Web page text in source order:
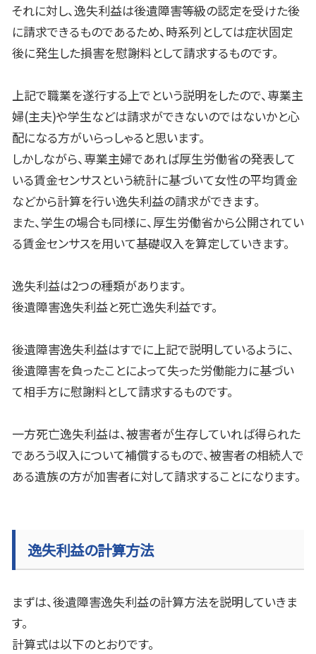
それに対し、逸失利益は後遺障害等級の認定を受けた後
に請求できるものであるため、時系列としては症状固定
後に発生した損害を慰謝料として請求するものです。
上記で職業を遂行する上でという説明をしたので、専業主
婦(主夫)や学生などは請求ができないのではないかと心
配になる方がいらっしゃると思います。
しかしながら、専業主婦であれば厚生労働省の発表して
いる賃金センサスという統計に基づいて女性の平均賃金
などから計算を行い逸失利益の請求ができます。
また、学生の場合も同様に、厚生労働省から公開されてい
る賃金センサスを用いて基礎収入を算定していきます。
逸失利益は2つの種類があります。
後遺障害逸失利益と死亡逸失利益です。
後遺障害逸失利益はすでに上記で説明しているように、
後遺障害を負ったことによって失った労働能力に基づい
て相手方に慰謝料として請求するものです。
一方死亡逸失利益は、被害者が生存していれば得られた
であろう収入について補償するもので、被害者の相続人で
ある遺族の方が加害者に対して請求することになります。
逸失利益の計算方法
まずは、後遺障害逸失利益の計算方法を説明していきま
す。
計算式は以下のとおりです。